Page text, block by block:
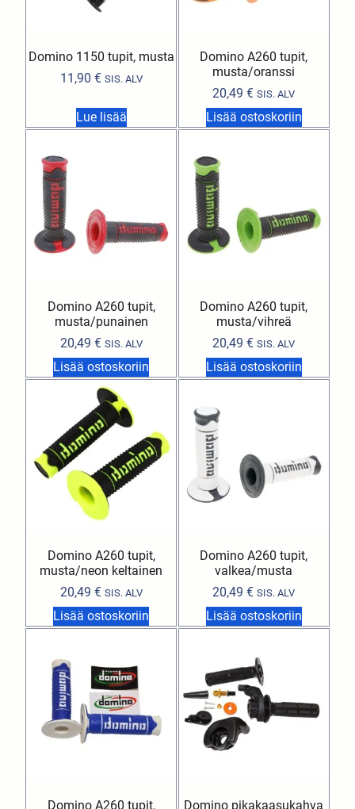
Domino 1150 tupit, musta
11,90 € SIS. ALV
Lue lisää
Domino A260 tupit,
musta/oranssi
20,49€ SIS. ALV
Lisää ostoskoriin
Domino A260 tupit,
musta/punainen
20,49 € SIS. ALV
Lisää ostoskoriin
Domino A260 tupit,
musta/vihreä
20,49€ SIS. ALV
Lisää ostoskoriin
Domino A260 tupit,
musta/neon keltainen
20,49 € SIS. ALV
Lisää ostoskoriin
Domino A260 tupit,
valkea/musta
20,49€ SIS. ALV
Lisää ostoskoriin
Domino A260 tupit,
Domino pikakaasukahva